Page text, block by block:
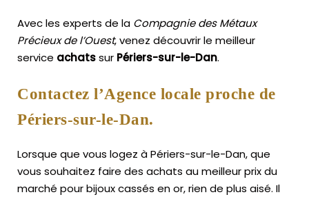
Avec les experts de la Compagnie des Métaux
Précieux de l’Ouest, venez découvrir le meilleur
service achatssur Périers-sur-le-Dan.
Contactez l’Agence locale proche de
Périers-sur-le-Dan.
Lorsque que vous logez à Périers-sur-le-Dan, que
vous souhaitez faire des achats au meilleur prix du
marché pour bijoux cassés en or, rien de plus aisé. Il